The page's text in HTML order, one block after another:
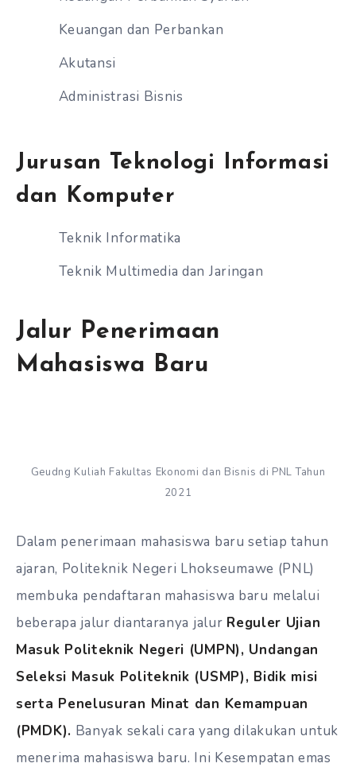
Keuangan dan Perbankan
Akutansi
Administrasi Bisnis
Jurusan Teknologi Informasi
dan Komputer
Teknik Informatika
Teknik Multimedia dan Jaringan
Jalur Penerimaan
Mahasiswa Baru
Geudng Kuliah Fakultas Ekonomi dan Bisnis di PNL Tahun
2021
Dalam penerimaan mahasiswa baru setiap tahun
ajaran, Politeknik Negeri Lhokseumawe (PNL)
membuka pendaftaran mahasiswa baru melalui
beberapa jalur diantaranya jalur Reguler Ujian
Masuk Politeknik Negeri (UMPN), Undangan
Seleksi Masuk Politeknik (USMP), Bidik misi
serta Penelusuran Minat dan Kemampuan
(PMDK). Banyak sekali cara yang dilakukan untuk
menerima mahasiswa baru. Ini Kesempatan emas